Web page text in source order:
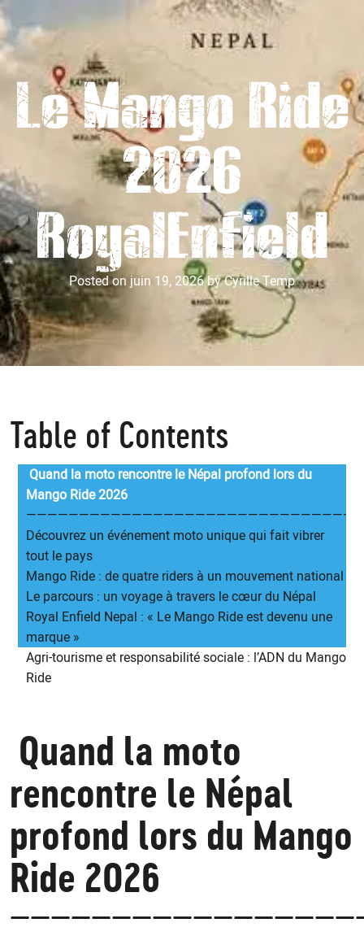
Le Mango Ride
2026
RoyalEnfield
Posted onjuin 19, 2026byCyrille Temp
Table of Contents
Quand la moto rencontre le Népal profond lors du
Mango Ride 2026
Découvrez un événement moto unique qui fait vibrer
tout le pays
Mango Ride : de quatre riders à un mouvement national
Le parcours : un voyage à travers le cœur du Népal
Royal Enfield Nepal : « Le Mango Ride est devenu une
marque »
Agri-tourisme et responsabilité sociale : l’ADN du Mango
Ride
Quand la moto
rencontre le Népal
profond lors du Mango
Ride 2026